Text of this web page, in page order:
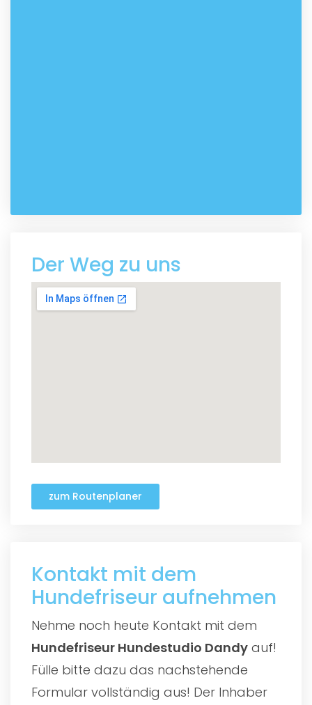
Der Weg zu uns
zum Routenplaner
Kontakt mit dem
Hundefriseur aufnehmen
Nehme noch heute Kontakt mit dem
Hundefriseur Hundestudio Dandy auf!
Fülle bitte dazu das nachstehende
Formular vollständig aus! Der Inhaber